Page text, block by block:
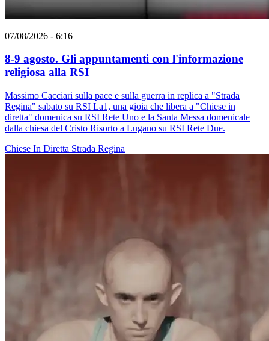
07/08/2026 - 6:16
8-9 agosto. Gli appuntamenti con l'informazione
religiosa alla RSI
Massimo Cacciari sulla pace e sulla guerra in replica a "Strada
Regina" sabato su RSI La1, una gioia che libera a "Chiese in
diretta" domenica su RSI Rete Uno e la Santa Messa domenicale
dalla chiesa del Cristo Risorto a Lugano su RSI Rete Due.
Chiese In Diretta Strada Regina